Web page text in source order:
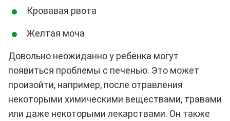
Кровавая рвота
Желтая моча
Довольно неожиданно у ребенка могут
появиться проблемы с печенью. Это может
произойти, например, после отравления
некоторыми химическими веществами, травами
или даже некоторыми лекарствами. Он также